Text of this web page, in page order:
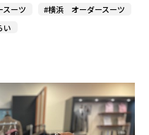
ーツ
#横浜 オーダースーツ
い